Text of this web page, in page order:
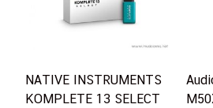
NATIVE INSTRUMENTS
KOMPLETE 13 SELECT